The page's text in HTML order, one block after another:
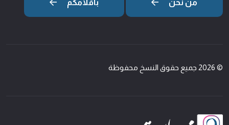
من نحن بأقلامكم
© 2026 جميع حقوق النسخ محفوظة